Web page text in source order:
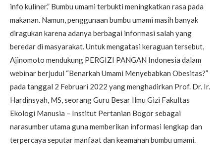
info kuliner.” Bumbu umami terbukti meningkatkan rasa pada
makanan. Namun, penggunaan bumbu umami masih banyak
diragukan karena adanya berbagai informasi salah yang
beredar di masyarakat. Untuk mengatasi keraguan tersebut,
Ajinomoto mendukung PERGIZI PANGAN Indonesia dalam
webinar berjudul “Benarkah Umami Menyebabkan Obesitas?”
pada tanggal 2 Februari 2022 yang menghadirkan Prof. Dr. Ir.
Hardinsyah, MS, seorang Guru Besar Ilmu Gizi Fakultas
Ekologi Manusia – Institut Pertanian Bogor sebagai
narasumber utama guna memberikan informasi lengkap dan
terpercaya seputar manfaat dan keamanan bumbu umami.